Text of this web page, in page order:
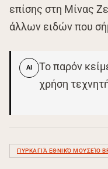
επίσης στη Μίνας
άλλων ειδών που
AI
Το παρόν
χρήση
ΠΥΡΚΑΓΙΆ ΕΘΝΙΚΌ ΜΟΥΣΕΊΟ